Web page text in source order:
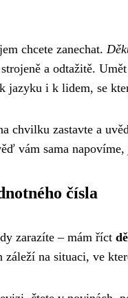
chcete zanechat.
a odtažitě.
jazyku i k lidem, se
chvilku zastavte a
vám sama
čísla
zarazíte – mám říct
na situaci, ve